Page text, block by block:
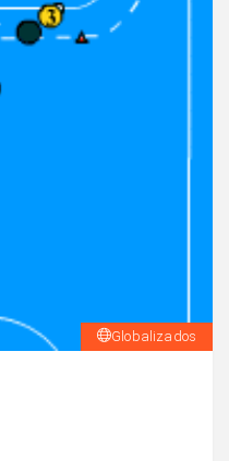
Globalizados